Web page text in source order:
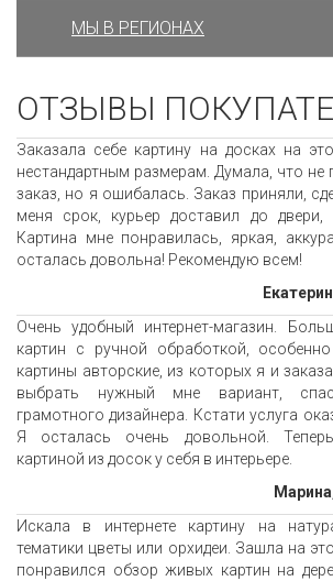
МЫ В РЕГИОНАХ
ОТЗЫВЫ
Заказала себе картину на досках на
нестандартным размерам. Думала, что не
заказ, но я ошибалась. Заказ приняли,
меня срок, курьер доставил до двери,
Картина мне понравилась, яркая,
осталась довольна! Рекомендую всем!
Очень удобный интернет-магазин.
картин с ручной обработкой,
картины авторские, из которых я и
выбрать нужный мне вариант,
грамотного дизайнера. Кстати услуга
Я осталась очень довольной.
картиной из досок у себя в интерьере.
Искала в интернете картину на
тематики цветы или орхидеи. Зашла на
понравился обзор живых картин на